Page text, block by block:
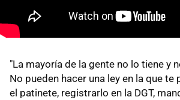
"La mayoría de la gente no lo tiene y
No pueden hacer una ley en la que te
el patinete, registrarlo en la DGT,